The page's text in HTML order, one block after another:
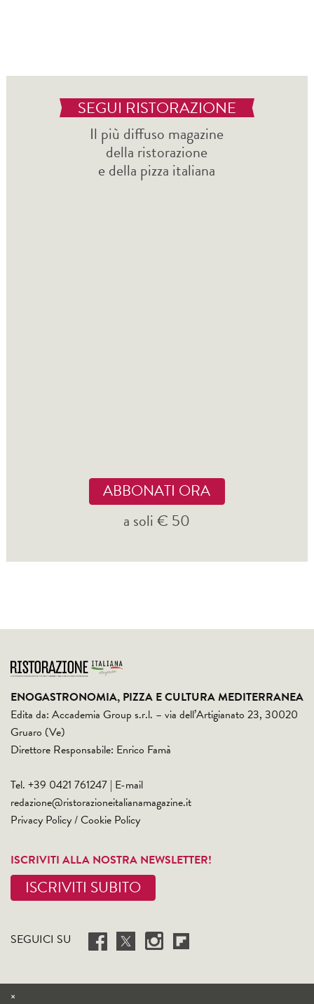
SEGUI RISTORAZIONE
Il più diffuso magazine
della ristorazione
e della pizza italiana
ABBONATI ORA
a soli € 50
ENOGASTRONOMIA, PIZZA E CULTURA MEDITERRANEA
Edita da: Accademia Group s.r.l. – via dell’Artigianato 23, 30020
Gruaro (Ve)
Direttore Responsabile: Enrico Famà
Tel. +39 0421 761247 | E-mail
redazione@ristorazioneitalianamagazine.it
Privacy Policy/Cookie Policy
ISCRIVITI ALLA NOSTRA NEWSLETTER!
ISCRIVITI SUBITO
SEGUICI SU
×